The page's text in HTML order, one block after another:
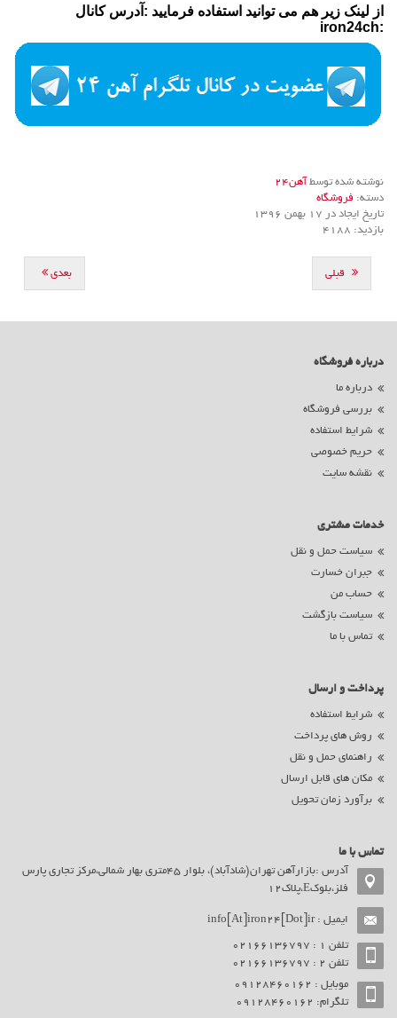
از لینک زیر هم می توانید استفاده فرمایید :آدرس کانال
:iron24ch
نوشته شده توسط آهن24
دسته: فروشگاه
تاریخ ایجاد در 17 بهمن 1396
بازدید: 4188
قبلی بعدی
درباره فروشگاه
درباره ما
بررسی فروشگاه
شرایط استفاده
حریم خصوصی
نقشه سایت
خدمات مشتری
سیاست حمل و نقل
جبران خسارت
حساب من
سیاست بازگشت
تماس با ما
پرداخت و ارسال
شرایط استفاده
روش های پرداخت
راهنمای حمل و نقل
مکان های قابل ارسال
برآورد زمان تحویل
تماس با ما
آدرس :بازارآهن تهران(شادآباد)، بلوار 45متری بهار شمالی،مرکز تجاری پارس
فلز،بلوکE،پلاک12
ایمیل :info[At]iron24[Dot]ir
تلفن ۱ : 02166136797
تلفن ۲ : 02166136797
موبایل : ۰9128460162
تلگرام: ۰9128460162